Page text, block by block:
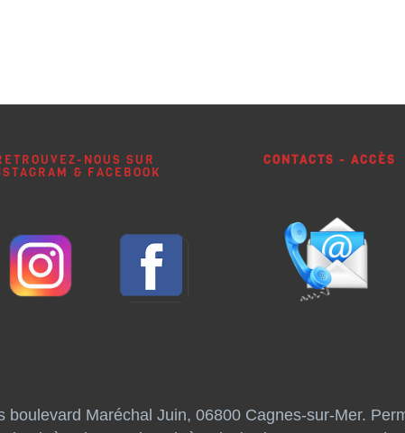
NOUS SUR
& FACEBOOK
CONTACTS - ACCÈS
boulevard Maréchal Juin, 06800 Cagnes-sur-Mer.